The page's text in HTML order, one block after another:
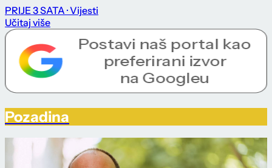
PRIJE 3 SATA · Vijesti
Učitaj više
Pozadina